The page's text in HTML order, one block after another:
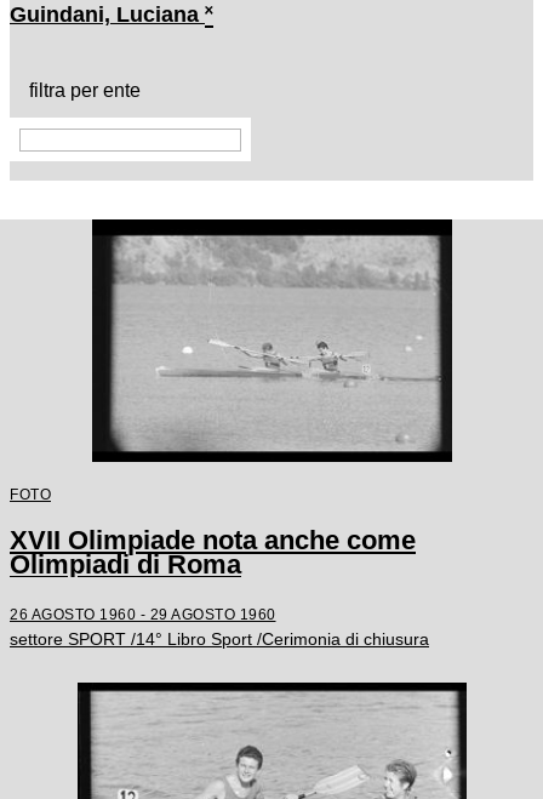
Guindani, Luciana ˟
filtra per ente
FOTO
XVII Olimpiade nota anche come
Olimpiadi di Roma
26 AGOSTO 1960 - 29 AGOSTO 1960
settore SPORT /14° Libro Sport /Cerimonia di chiusura